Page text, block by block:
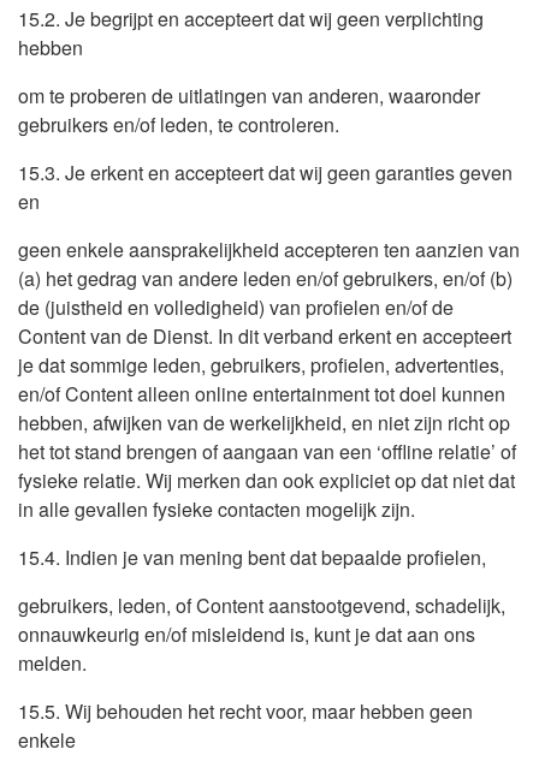
15.2. Je begrijpt en accepteert dat wij geen verplichting
hebben
om te proberen de uitlatingen van anderen, waaronder
gebruikers en/of leden, te controleren.
15.3. Je erkent en accepteert dat wij geen garanties geven
en
geen enkele aansprakelijkheid accepteren ten aanzien van
(a) het gedrag van andere leden en/of gebruikers, en/of (b)
de (juistheid en volledigheid) van profielen en/of de
Content van de Dienst. In dit verband erkent en accepteert
je dat sommige leden, gebruikers, profielen, advertenties,
en/of Content alleen online entertainment tot doel kunnen
hebben, afwijken van de werkelijkheid, en niet zijn richt op
het tot stand brengen of aangaan van een ‘offline relatie’ of
fysieke relatie. Wij merken dan ook expliciet op dat niet dat
in alle gevallen fysieke contacten mogelijk zijn.
15.4. Indien je van mening bent dat bepaalde profielen,
gebruikers, leden, of Content aanstootgevend, schadelijk,
onnauwkeurig en/of misleidend is, kunt je dat aan ons
melden.
15.5. Wij behouden het recht voor, maar hebben geen
enkele